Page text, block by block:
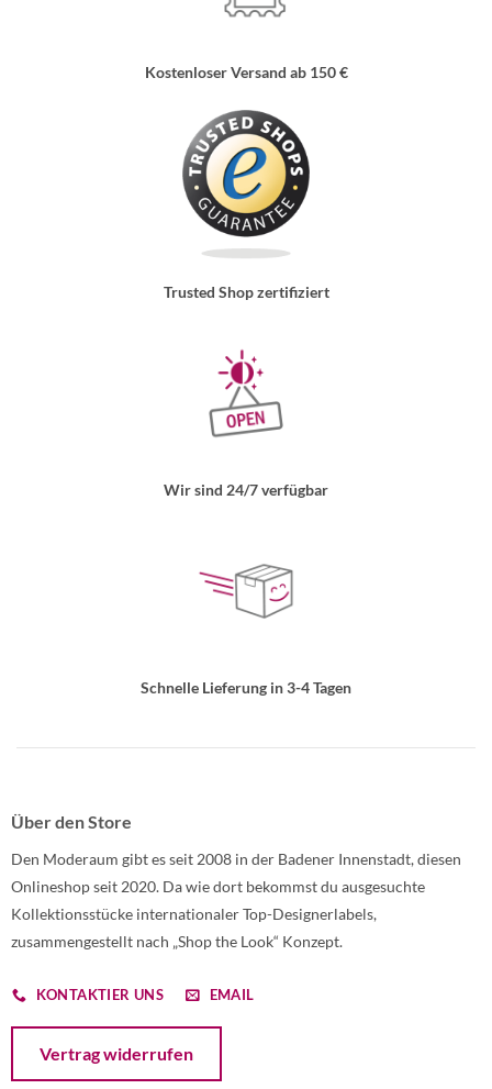
Kostenloser Versand ab 150 €
Trusted Shop zertifiziert
Wir sind 24/7 verfügbar
Schnelle Lieferung in 3-4 Tagen
Über den Store
Den Moderaum gibt es seit 2008 in der Badener Innenstadt, diesen
Onlineshop seit 2020. Da wie dort bekommst du ausgesuchte
Kollektionsstücke internationaler Top-Designerlabels,
zusammengestellt nach „Shop the Look“ Konzept.
KONTAKTIER UNS EMAIL
Vertrag widerrufen